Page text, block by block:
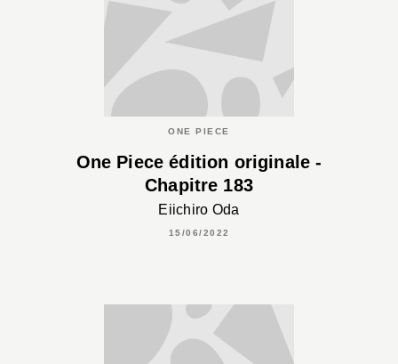
ONE PIECE
One Piece édition originale -
Chapitre 183
Eiichiro Oda
15/06/2022